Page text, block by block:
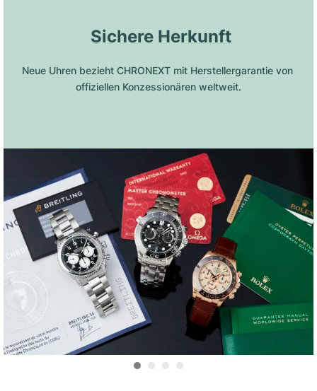
Sichere Herkunft
Neue Uhren bezieht CHRONEXT mit Herstellergarantie von
offiziellen Konzessionären weltweit.